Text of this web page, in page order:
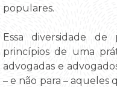
populares.
Essa diversidade de
princípios de uma
advogadas e
– e não para – aqueles